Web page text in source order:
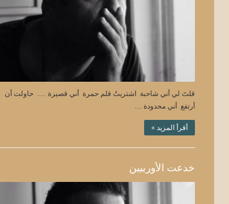
قلتٓ لي أني شاحبة اشتريتُ قلم حمرة أني قصيرة …. حاولت أن
أرتفع أني محدودة …
أقرأ المزيد »
خدعت الأوربيين